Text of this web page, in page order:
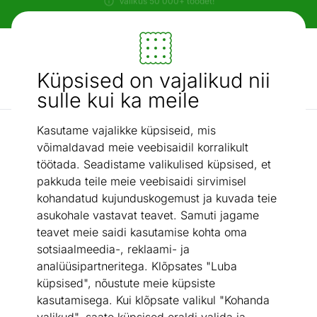
Küpsised on vajalikud nii
sulle kui ka meile
Kasutame vajalikke küpsiseid, mis
võimaldavad meie veebisaidil korralikult
töötada. Seadistame valikulised küpsised, et
pakkuda teile meie veebisaidi sirvimisel
kohandatud kujunduskogemust ja kuvada teie
asukohale vastavat teavet. Samuti jagame
teavet meie saidi kasutamise kohta oma
sotsiaalmeedia-, reklaami- ja
analüüsipartneritega. Klõpsates "Luba
küpsised", nõustute meie küpsiste
kasutamisega. Kui klõpsate valikul "Kohanda
Mööbel ja sisustus - ON24
Otsi...
AI otsing
Muu köögitehnika Nugade teritaja elektriline